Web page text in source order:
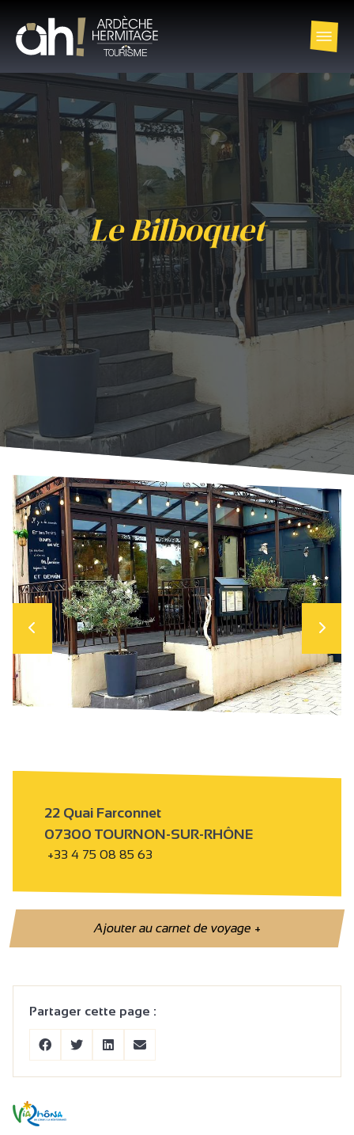
Le Bilboquet
22 Quai Farconnet
07300 TOURNON-SUR-RHÔNE
+33 4 75 08 85 63
Ajouter au carnet de voyage+
Partager cette page :